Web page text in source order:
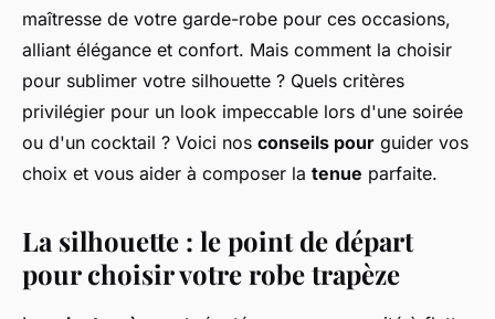
Lina•30 juin 2024•8 min de lecture
maîtresse de votre garde-robe pour ces occasions,
alliant élégance et confort. Mais comment la choisir
pour sublimer votre silhouette ? Quels critères
privilégier pour un look impeccable lors d'une soirée
ou d'un cocktail ? Voici nos conseils pour guider vos
choix et vous aider à composer la tenue parfaite.
La silhouette : le point de départ
pour choisir votre robe trapèze